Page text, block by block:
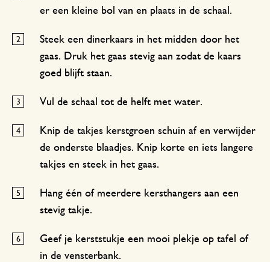
er een kleine bol van en plaats in de schaal.
Steek een dinerkaars in het midden door het
gaas. Druk het gaas stevig aan zodat de kaars
goed blijft staan.
Vul de schaal tot de helft met water.
Knip de takjes kerstgroen schuin af en verwijder
de onderste blaadjes. Knip korte en iets langere
takjes en steek in het gaas.
Hang één of meerdere kersthangers aan een
stevig takje.
Geef je kerststukje een mooi plekje op tafel of
in de vensterbank.